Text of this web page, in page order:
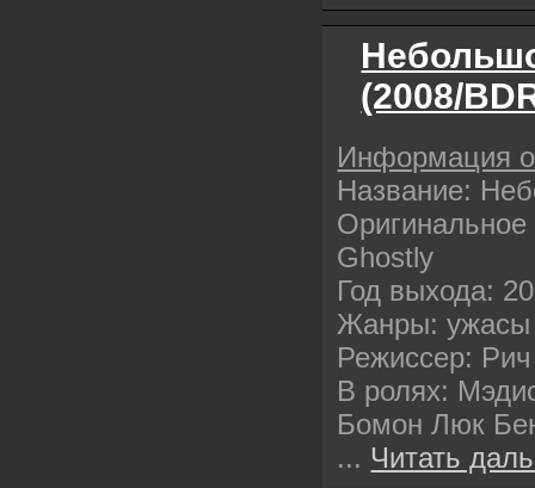
(2008/
Информация
Название:
Ghostly
Год выхода:
Жанры: ужасы
Режиссер:
В ролях:
Бомон Люк
... Читать